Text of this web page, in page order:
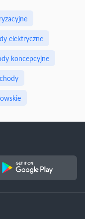
elektryczne
koncepcyjne